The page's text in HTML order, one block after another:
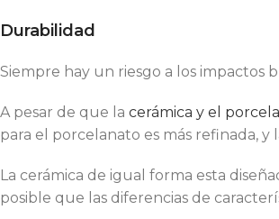
Durabilidad
Siempre hay un riesgo a los impactos
A pesar de que la cerámica y el
para el porcelanato es más refinada, y
La cerámica de igual forma esta
posible que las diferencias de